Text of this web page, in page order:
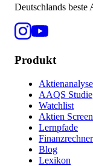
Deutschlands beste
Produkt
AAQS Studie
Watchlist
Aktien
Lernpfade
Finanzrechner
Blog
Lexikon